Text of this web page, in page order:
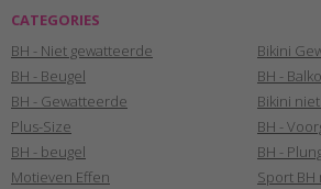
CATEGORIES
BH - Niet gewatteerde
BH - Beugel
BH - Gewatteerde
Plus-Size
BH - beugel
Motieven Effen
Bikini
BH -
Bikini
BH -
BH -
Sport BH